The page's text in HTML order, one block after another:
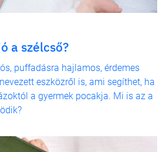
a szélcső?
puffadásra hajlamos, érdemes
eszközről is, ami segíthet, ha
a gyermek pocakja. Mi is az a